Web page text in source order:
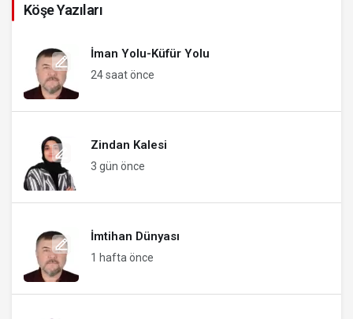
Köşe Yazıları
İman Yolu-Küfür Yolu
24 saat önce
Zindan Kalesi
3 gün önce
İmtihan Dünyası
1 hafta önce